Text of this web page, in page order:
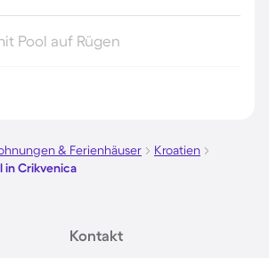
Pool auf Rügen
Pool am Gardasee
Pool an der Nordsee
Pool im Allgäu
& Ferienhäuser
Kroatien
in Crikvenica
Kontakt